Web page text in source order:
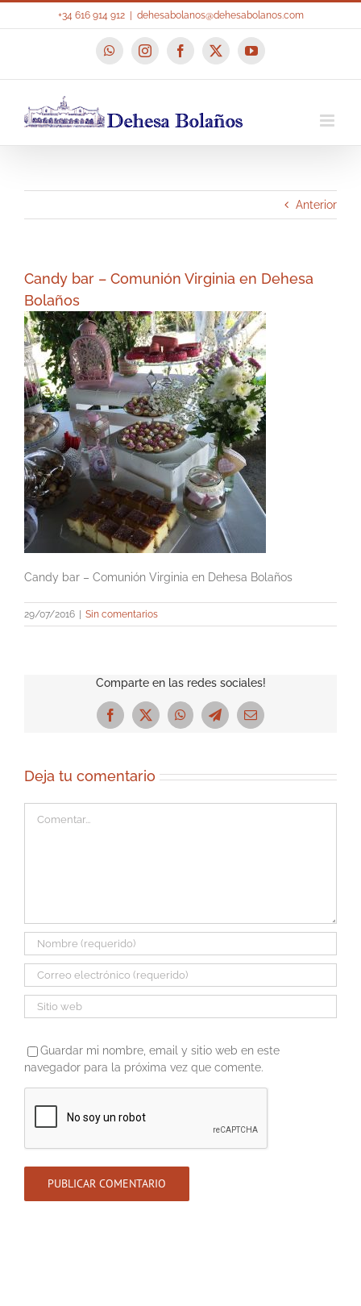
+34 616 914 912 dehesabolanos@dehesabolanos.com
WhatsAppInstagramFacebook
X YouTube
Anterior
Candy bar – Comunión Virginia en Dehesa
Bolaños
Candy bar – Comunión Virginia en Dehesa Bolaños
29/07/2016 Sin comentarios
Comparte en las redes sociales!
Facebook
X WhatsAppTelegramCorreo
Deja tu comentario
Guardar mi nombre, email y sitio web en este
navegador para la próxima vez que comente.